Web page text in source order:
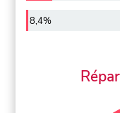
8,4%